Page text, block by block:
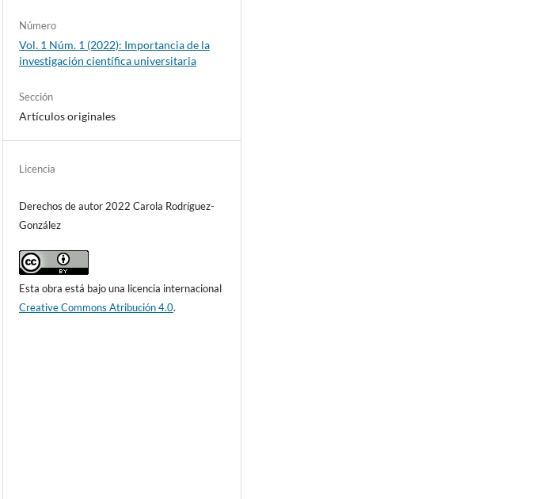
Número
Vol. 1 Núm. 1 (2022): Importancia de la
investigación científica universitaria
Sección
Artículos originales
Licencia
Derechos de autor 2022 Carola Rodríguez-
González
Esta obra está bajo una licencia internacional
Creative Commons Atribución 4.0.